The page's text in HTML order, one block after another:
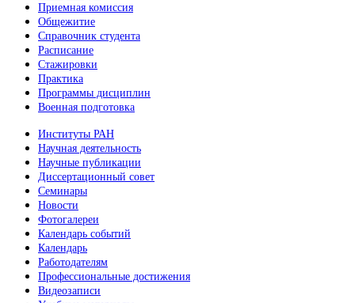
Приемная комиссия
Общежитие
Справочник студента
Расписание
Стажировки
Практика
Программы дисциплин
Военная подготовка
Институты РАН
Научная деятельность
Научные публикации
Диссертационный совет
Семинары
Новости
Фотогалереи
Календарь событий
Календарь
Работодателям
Профессиональные достижения
Видеозаписи